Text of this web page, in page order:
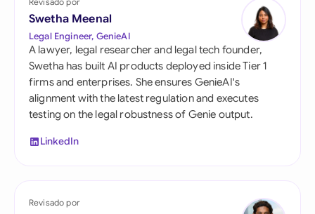
Swetha Meenal
Legal Engineer, GenieAI
A lawyer, legal researcher and legal tech founder,
Swetha has built AI products deployed inside Tier 1
firms and enterprises. She ensures GenieAI's
alignment with the latest regulation and executes
testing on the legal robustness of Genie output.
LinkedIn
Revisado por